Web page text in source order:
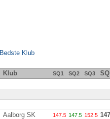
Bedste Klub
Klub SQ1 SQ2 SQ3 SQ
Aalborg SK 147.5 147.5 152.5